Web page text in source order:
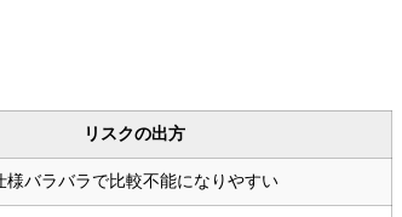
リスクの出方
様バラバラで比較不能になりやすい